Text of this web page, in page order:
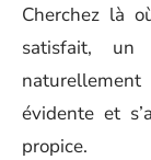
Cherchez là
satisfait, un
évidente et
propice.